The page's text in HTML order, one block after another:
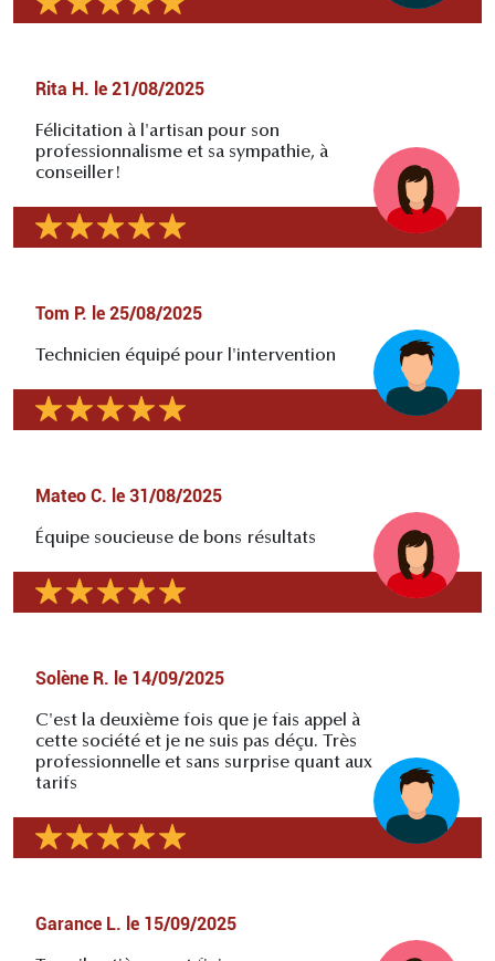
Rita H. le 21/08/2025
Félicitation à l'artisan pour son
professionnalisme et sa sympathie, à
conseiller!
Tom P. le 25/08/2025
Technicien équipé pour l'intervention
Mateo C. le 31/08/2025
Équipe soucieuse de bons résultats
Solène R. le 14/09/2025
C'est la deuxième fois que je fais appel à
cette société et je ne suis pas déçu. Très
professionnelle et sans surprise quant aux
tarifs
Garance L. le 15/09/2025